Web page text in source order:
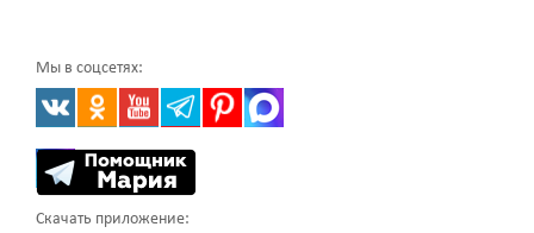
Мы в соцсетях:
Скачать приложение: